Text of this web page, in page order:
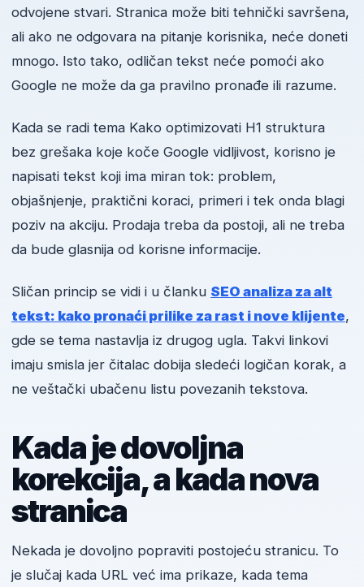
odvojene stvari. Stranica može biti tehnički savršena,
ali ako ne odgovara na pitanje korisnika, neće doneti
mnogo. Isto tako, odličan tekst neće pomoći ako
Google ne može da ga pravilno pronađe ili razume.
Kada se radi tema Kako optimizovati H1 struktura
bez grešaka koje koče Google vidljivost, korisno je
napisati tekst koji ima miran tok: problem,
objašnjenje, praktični koraci, primeri i tek onda blagi
poziv na akciju. Prodaja treba da postoji, ali ne treba
da bude glasnija od korisne informacije.
Sličan princip se vidi i u članku SEO analiza za alt
tekst: kako pronaći prilike za rast i nove klijente,
gde se tema nastavlja iz drugog ugla. Takvi linkovi
imaju smisla jer čitalac dobija sledeći logičan korak, a
ne veštački ubačenu listu povezanih tekstova.
Kada je dovoljna
korekcija, a kada nova
stranica
Nekada je dovoljno popraviti postojeću stranicu. To
je slučaj kada URL već ima prikaze, kada tema